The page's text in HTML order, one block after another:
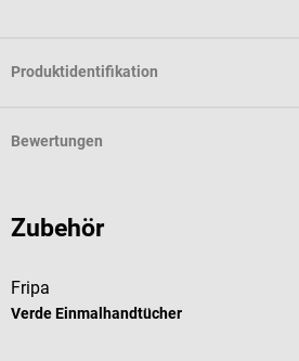
Produktidentifikation
Bewertungen
Zubehör
Fripa
Verde Einmalhandtücher